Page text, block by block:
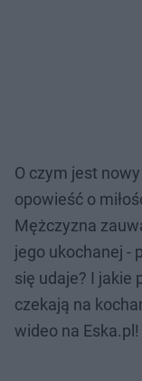
O czym jest
opowieść o
Mężczyzna
jego ukochanej -
się udaje? I jakie
czekają na
wideo na Eska.pl!